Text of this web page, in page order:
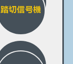
踏切信号機